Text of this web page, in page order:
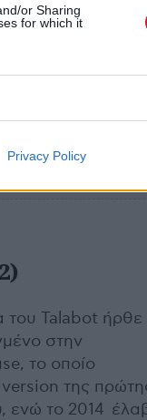
or Sharing
for which it
Privacy Policy
του Talabot ήρθε
στην
το οποίο
της
ενώ το 2014